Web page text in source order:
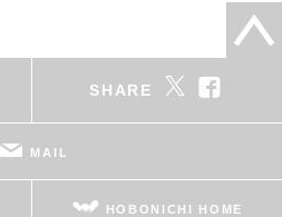
SHARE
MAIL
HOBONICHI HOME